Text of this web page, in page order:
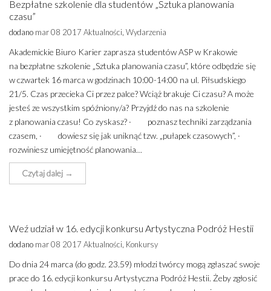
Bezpłatne szkolenie dla studentów „Sztuka planowania
czasu”
dodano mar 08 2017 Aktualności Wydarzenia
Akademickie Biuro Karier zaprasza studentów ASP w Krakowie
na bezpłatne szkolenie „Sztuka planowania czasu”, które odbędzie się
w czwartek 16 marca w godzinach 10:00-14:00 na ul. Piłsudskiego
21/5. Czas przecieka Ci przez palce? Wciąż brakuje Ci czasu? A może
jesteś ze wszystkim spóźniony/a? Przyjdź do nas na szkolenie
z planowania czasu! Co zyskasz? · poznasz techniki zarządzania
czasem, · dowiesz się jak uniknąć tzw. „pułapek czasowych”, ·
rozwiniesz umiejętność planowania…
Czytaj dalej →
Weź udział w 16. edycji konkursu Artystyczna Podróż Hestii
dodano mar 08 2017 Aktualności Konkursy
Do dnia 24 marca (do godz. 23.59) młodzi twórcy mogą zgłaszać swoje
prace do 16. edycji konkursu Artystyczna Podróż Hestii. Żeby zgłosić